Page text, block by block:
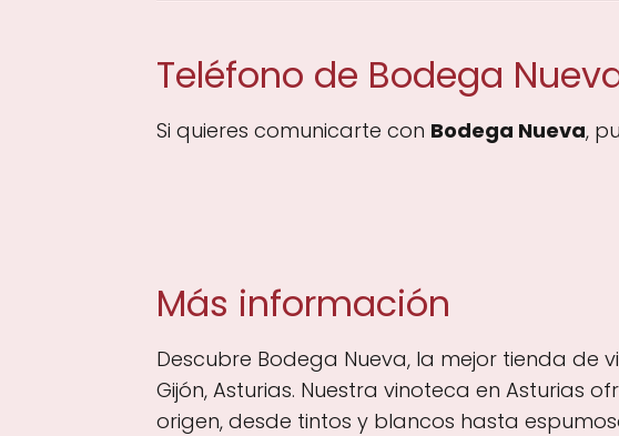
Teléfono de Bodega
Si quieres comunicarte con Bodega Nueva,
Más información
Descubre Bodega Nueva, la mejor tienda de
Gijón, Asturias. Nuestra vinoteca en Asturias
origen, desde tintos y blancos hasta